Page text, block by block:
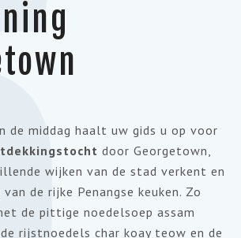
de middag haalt uw gids u op voor
door Georgetown,
wijken van de stad verkent en
de rijke Penangse keuken. Zo
de pittige noedelsoep assam
rijstnoedels char koay teow en de